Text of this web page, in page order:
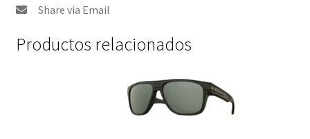
Share via Email
Productos relacionados